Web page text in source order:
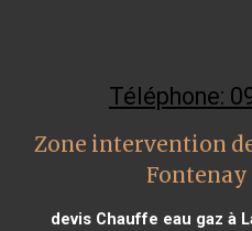
Téléphone:
Zone intervention
Fontenay
devis Chauffe eau gaz à